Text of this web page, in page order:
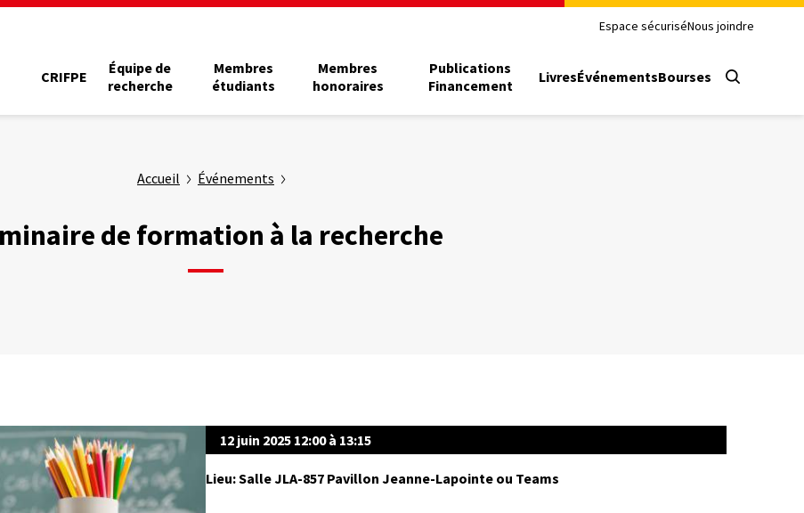
Espace sécuriséNous joindre
CRIFPE
Équipe de
recherche
Membres
étudiants
Membres
honoraires
Publications
Financement
LivresÉvénementsBourses
Accueil Événements
de formation à la recherche
12 juin 2025 12:00 à 13:15
Lieu: Salle JLA-857 Pavillon Jeanne-Lapointe ou Teams